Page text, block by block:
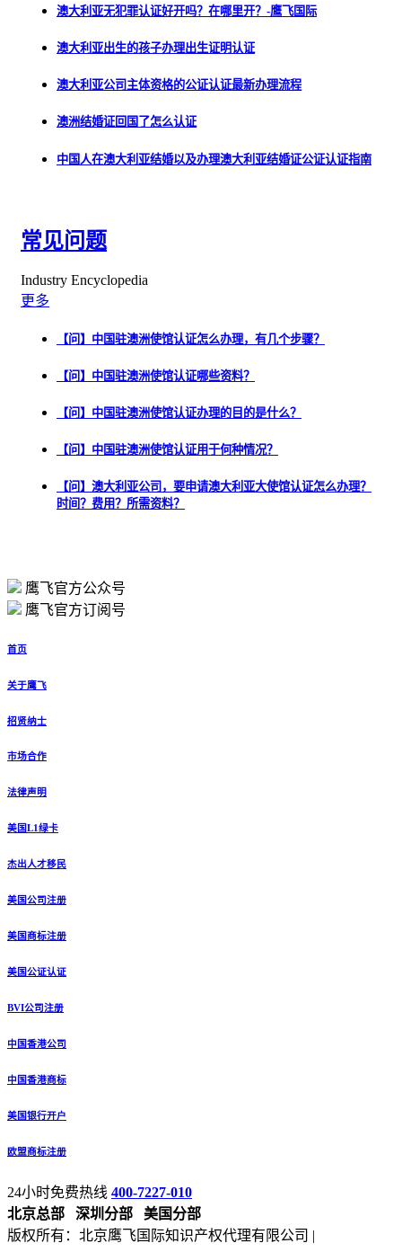
澳大利亚无犯罪认证好开吗？在哪里开？-鹰飞国际
澳大利亚出生的孩子办理出生证明认证
澳大利亚公司主体资格的公证认证最新办理流程
澳洲结婚证回国了怎么认证
中国人在澳大利亚结婚以及办理澳大利亚结婚证公证认证指南
常见问题
Industry Encyclopedia
更多
【问】中国驻澳洲使馆认证怎么办理，有几个步骤？
【问】中国驻澳洲使馆认证哪些资料？
【问】中国驻澳洲使馆认证办理的目的是什么？
【问】中国驻澳洲使馆认证用于何种情况？
【问】澳大利亚公司，要申请澳大利亚大使馆认证怎么办理？
时间？费用？所需资料？
鹰飞官方公众号
鹰飞官方订阅号
首页
关于鹰飞
招贤纳士
市场合作
法律声明
美国L1绿卡
杰出人才移民
美国公司注册
美国商标注册
美国公证认证
BVI公司注册
中国香港公司
中国香港商标
美国银行开户
欧盟商标注册
24小时免费热线 400-7227-010
北京总部 深圳分部 美国分部
版权所有：北京鹰飞国际知识产权代理有限公司 |